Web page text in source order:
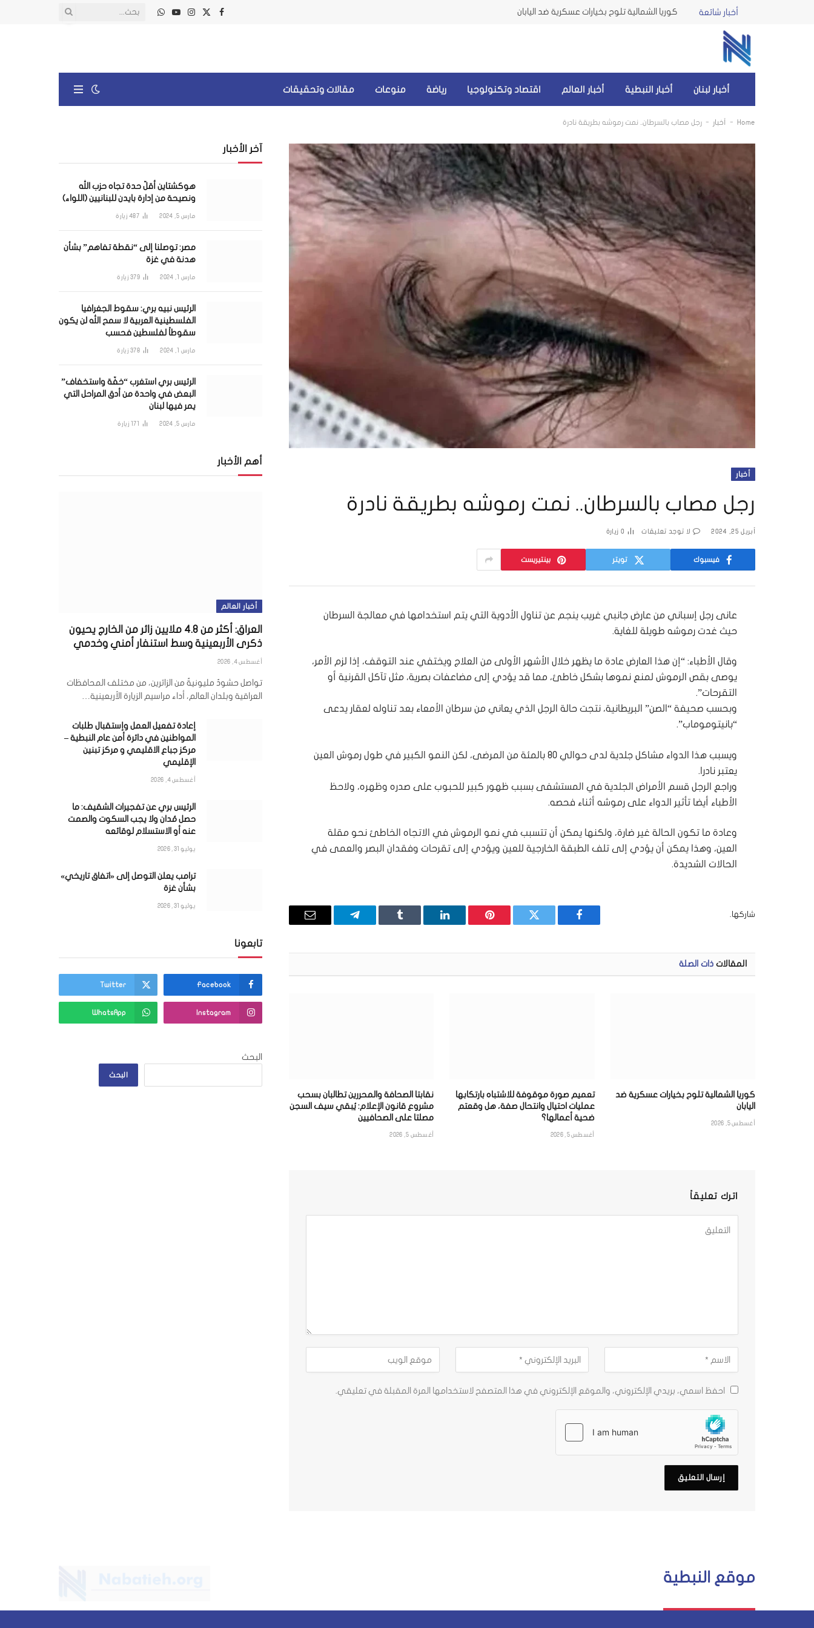
أخبار شائعة كوريا الشمالية تلوح بخيارات عسكرية ضد اليابان
فيسبوك
X
الانستغرام
يوتيوبواتساب
أخبار لبنان أخبار النبطية أخبار العالم اقتصاد وتكنولوجيا رياضة منوعات مقالات وتحقيقات
Home
- أخبار - رجل مصاب بالسرطان.. نمت رموشه بطريقة نادرة
أخبار
رجل مصاب بالسرطان.. نمت رموشه بطريقة نادرة
أبريل 25, 2024 لا توجد تعليقات 0 زيارة
فيسبوك تويتر بينتيريست
عانى رجل إسباني من عارض جانبي غريب ينجم عن تناول الأدوية التي يتم استخدامها في معالجة السرطان
حيث غدت رموشه طويلة للغاية.
وقال الأطباء: “إن هذا العارض عادة ما يظهر خلال الأشهر الأولى من العلاج ويختفي عند التوقف، إذا لزم الأمر،
يوصى بقص الرموش لمنع نموها بشكل خاطئ، مما قد يؤدي إلى مضاعفات بصرية، مثل تآكل القرنية أو
التقرحات”.
وبحسب صحيفة “الصن” البريطانية، نتجت حالة الرجل الذي يعاني من سرطان الأمعاء بعد تناوله لعقار يدعى
“بانيتوموماب”.
ويسبب هذا الدواء مشاكل جلدية لدى حوالي 80 بالمئة من المرضى، لكن النمو الكبير في طول رموش العين
يعتبر نادرا.
وراجع الرجل قسم الأمراض الجلدية في المستشفى بسبب ظهور كبير للحبوب على صدره وظهره، ولاحظ
الأطباء أيضا تأثير الدواء على رموشه أثناء فحصه.
وعادة ما تكون الحالة غير ضارة، ولكنها يمكن أن تتسبب في نمو الرموش في الاتجاه الخاطئ نحو مقلة
العين، وهذا يمكن أن يؤدي إلى تلف الطبقة الخارجية للعين ويؤدي إلى تقرحات وفقدان البصر والعمى في
الحالات الشديدة.
شاركها.
فيسبوك تويتر بينتيريستلينكدإن Tumblr تيلقرام
البريد
الإلكتروني
المقالات ذات الصلة
كوريا الشمالية تلوح بخيارات عسكرية ضد
اليابان
أغسطس 5, 2026
تعميم صورة موقوفة للاشتباه بارتكابها
عمليات احتيال وانتحال صفة، هل وقعتم
ضحية أعمالها؟
أغسطس 5, 2026
نقابتا الصحافة والمحررين تطالبان بسحب
مشروع قانون الإعلام: يُبقي سيف السجن
مصلتا على الصحافيين
أغسطس 5, 2026
اترك تعليقاً
احفظ اسمي، بريدي الإلكتروني، والموقع الإلكتروني في هذا المتصفح لاستخدامها المرة المقبلة في تعليقي.
آخر الأخبار
هوكشتاين أقلّ حدة تجاه حزب الله
ونصيحة من إدارة بايدن للبنانيين (اللواء)
مارس 5, 2024 487 زيارة
مصر: توصلنا إلى “نقطة تفاهم” بشأن
هدنة في غزة
مارس 1, 2024 379 زيارة
الرئيس نبيه بري: سقوط الجغرافيا
الفلسطينية العربية لا سمح الله لن يكون
سقوطاً لفلسطين فحسب
مارس 1, 2024 378 زيارة
الرئيس بري استغرب “خفّة واستخفاف”
البعض في واحدة من أدق المراحل التي
يمر فيها لبنان
مارس 5, 2024 171 زيارة
أهم الأخبار
أخبار العالم
العراق: أكثر من 4.8 ملايين زائر من الخارج يحيون
ذكرى الأربعينية وسط استنفار أمني وخدمي
أغسطس 4, 2026
تواصل حشودٌ مليونيةٌ من الزائرين، من مختلف المحافظات
العراقية وبلدان العالم، أداء مراسيم الزيارة الأربعينية…
إعادة تفعيل العمل وإستقبال طلبات
المواطنين في دائرة أمن عام النبطية –
مركز جباع الاقليمي و مركز تبنين
الإقليمي
أغسطس 4, 2026
الرئيس بري عن تفجيرات الشقيف: ما
حصل مُدان ولا يجب السكوت والصمت
عنه أو الاستسلام لوقائعه
يوليو 31, 2026
ترامب يعلن التوصل إلى «اتفاق تاريخي»
بشأن غزة
يوليو 31, 2026
تابعونا
Facebook
Twitter
Instagram
WhatsApp
البحث
البحث
موقع النبطية